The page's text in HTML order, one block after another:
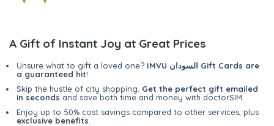
A Gift of Instant Joy at Great Prices
Unsure what to gift a loved one? IMVU السودان Gift Cards are
a guaranteed hit!
Skip the hustle of city shopping. Get the perfect gift emailed
in seconds and save both time and money with doctorSIM.
Enjoy up to 50% cost savings compared to other services, plus
exclusive benefits